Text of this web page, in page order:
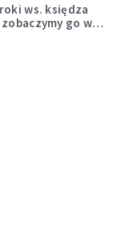
ws. księdza
go w